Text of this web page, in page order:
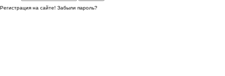
Регистрация на сайте! Забыли пароль?